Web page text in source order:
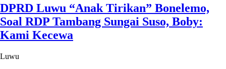
DPRD Luwu “Anak Tirikan” Bonelemo,
Soal RDP Tambang Sungai Suso, Boby:
Kami Kecewa
Luwu